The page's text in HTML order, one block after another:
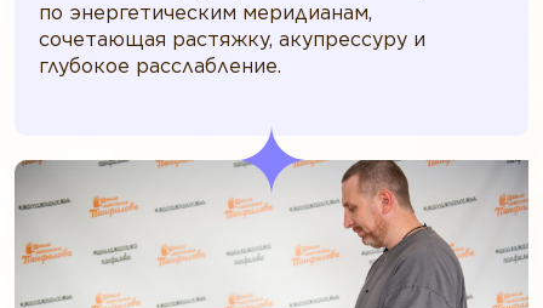
по энергетическим меридианам,
сочетающая растяжку, акупрессуру и
глубокое расслабление.